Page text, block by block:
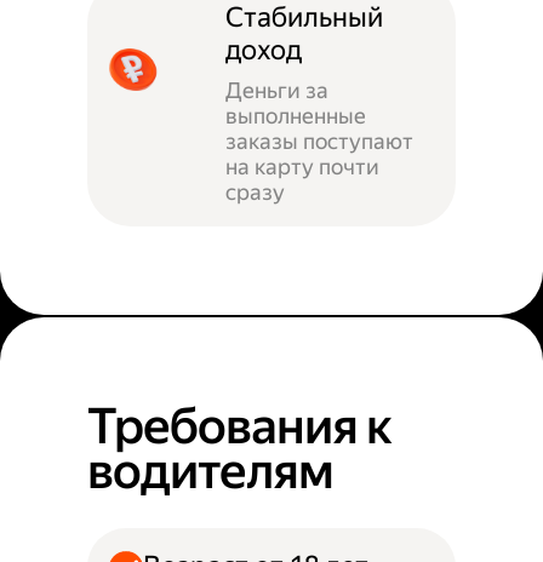
Стабильный
доход
Деньги за
выполненные
заказы поступают
на карту почти
сразу
Требования к
водителям